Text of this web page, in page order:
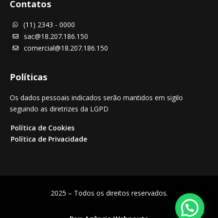
Contatos
 (11) 2343 - 0000
 sac@18.207.186.150
 comercial@18.207.186.150
Políticas
Os dados pessoais indicados serão mantidos em sigilo
seguindo as diretrizes da LGPD
Política de Cookies
Política de Privacidade
2025 – Todos os direitos reservados.